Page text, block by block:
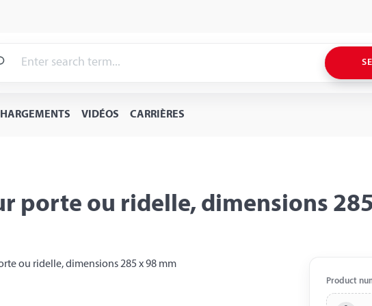
VIDÉOS CARRIÈRES
porte ou ridelle, dimensions
Product